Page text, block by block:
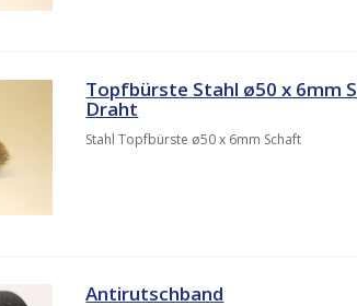
Topfbürste Stahl ø50 x 6mm
Draht
Stahl Topfbürste ø50 x 6mm Schaft
Antirutschband